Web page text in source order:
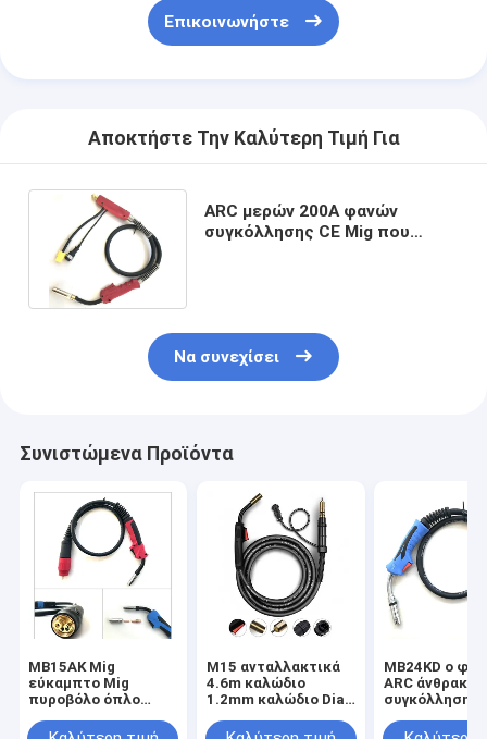
Επικοινωνήστε
Αποκτήστε Την Καλύτερη Τιμή Για
ARC μερών 200A φανών
συγκόλλησης CE Mig που
Να συνεχίσει
Συνιστώμενα Προϊόντα
MB15AK Mig
εύκαμπτο Mig
πυροβόλο όπλο
καθήκοντος φανών
M15 ανταλλακτικά
4.6m καλώδιο
1.2mm καλώδιο Dia
συγκόλλησης φανών
MB24KD ο
ARC άνθρακα
συγκόλλησης
GOWELLDE